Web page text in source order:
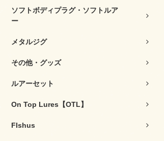
ソフトボディプラグ・ソフトルア
ー
メタルジグ
その他・グッズ
ルアーセット
On Top Lures【OTL】
FIshus